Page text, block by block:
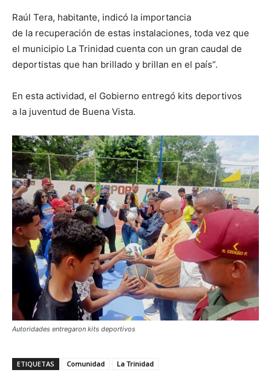
Raúl Tera, habitante, indicó la importancia
de la recuperación de estas instalaciones, toda vez que
el municipio La Trinidad cuenta con un gran caudal de
deportistas que han brillado y brillan en el país”.
En esta actividad, el Gobierno entregó kits deportivos
a la juventud de Buena Vista.
Autoridades entregaron kits deportivos
ETIQUETAS Comunidad La Trinidad